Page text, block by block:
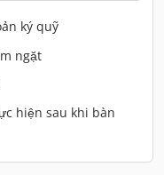
ký quỹ
ngặt
hiện sau khi bàn